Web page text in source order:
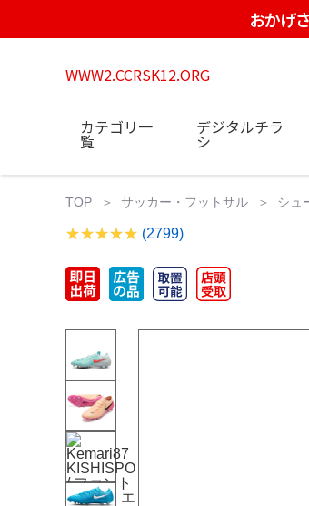
おかげ
WWW2.CCRSK12.ORG
カテゴリ一
覧
デジタルチラ
シ
TOP サッカー・フットサル シュ
(2799)